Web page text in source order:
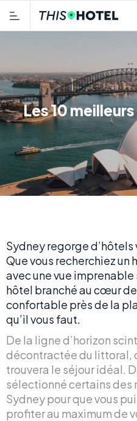
Les 10
Sydney regorge
Que vous recherchiez
avec une vue
hôtel branché au cœur
confortable près de la
qu’il vous faut.
De la ligne d’horizon
décontractée du littoral,
trouvera le séjour idéal.
sélectionné certains des
Sydney pour que vous
profiter au maximum de